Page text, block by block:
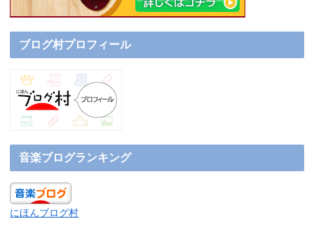
ブログ村プロフィール
音楽ブログランキング
にほんブログ村